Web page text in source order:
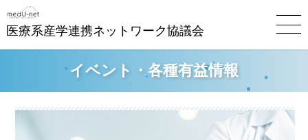
医療系産学連携ネットワーク協議会
イベント・各種有益情報